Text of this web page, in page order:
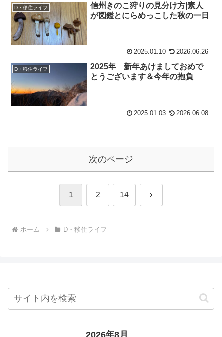
D・移住ライフ
信州きのこ狩りの見分け方|素人
が図鑑とにらめっこした秋の一日
2025.01.10 2026.06.26
D・移住ライフ
2025年 新年あけましておめで
とうございます＆今年の抱負
2025.01.03 2026.06.08
次のページ
1 2 14 次
ホーム D・移住ライフ
2026年8月